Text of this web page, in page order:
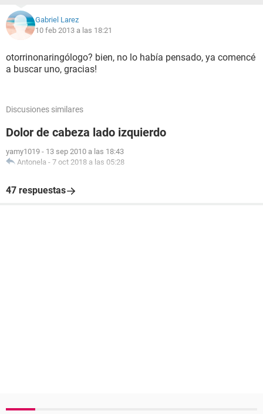
Gabriel Larez
10 feb 2013 a las 18:21
otorrinonaringólogo? bien, no lo había pensado, ya comencé
a buscar uno, gracias!
Discusiones similares
Dolor de cabeza lado izquierdo
yamy1019 - 13 sep 2010 a las 18:43
Antonela - 7 oct 2018 a las 05:28
47 respuestas